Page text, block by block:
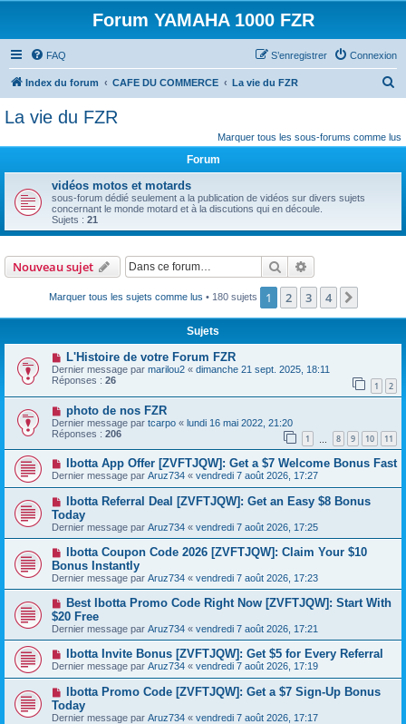
Forum YAMAHA 1000 FZR
FAQ Connexion
S’enregistrer
Index du forum CAFE DU COMMERCE La vie du FZR
h
h
La vie du FZR
Marquer tous les sous-forums comme lus
Forum
vidéos motos et motards
sous-forum dédié seulement a la publication de vidéos sur divers sujets
concernant le monde motard et à la discutions qui en découle.
Sujets : 21
Nouveau sujet Rechercher
Marquer tous les sujets comme lus • 180 sujets 1 2 3 4
Sujets
L'Histoire de votre Forum FZR
Dernier message par marilou2 « dimanche 21 sept. 2025, 18:11
Réponses : 26 1 2
photo de nos FZR
Dernier message par tcarpo « lundi 16 mai 2022, 21:20
Réponses : 206 1 8 9 10 11
Ibotta App Offer [ZVFTJQW]: Get a $7 Welcome Bonus Fast
Dernier message par Aruz734 « vendredi 7 août 2026, 17:27
Ibotta Referral Deal [ZVFTJQW]: Get an Easy $8 Bonus
Today
Dernier message par Aruz734 « vendredi 7 août 2026, 17:25
Ibotta Coupon Code 2026 [ZVFTJQW]: Claim Your $10
Bonus Instantly
Dernier message par Aruz734 « vendredi 7 août 2026, 17:23
Best Ibotta Promo Code Right Now [ZVFTJQW]: Start With
$20 Free
Dernier message par Aruz734 « vendredi 7 août 2026, 17:21
Ibotta Invite Bonus [ZVFTJQW]: Get $5 for Every Referral
Dernier message par Aruz734 « vendredi 7 août 2026, 17:19
Ibotta Promo Code [ZVFTJQW]: Get a $7 Sign-Up Bonus
Today
Dernier message par Aruz734 « vendredi 7 août 2026, 17:17